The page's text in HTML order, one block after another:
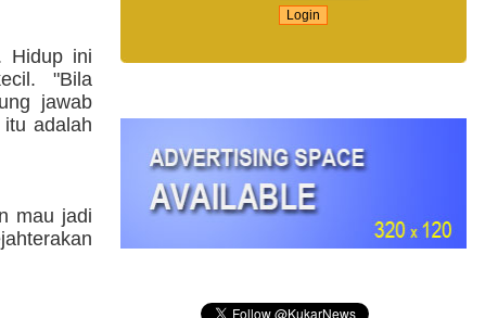
Hidup ini
"Bila
jawab
adalah
mau jadi